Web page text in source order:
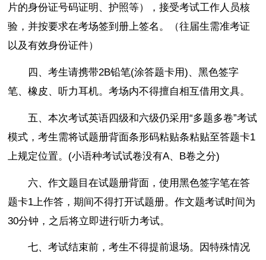
片的身份证号码证明、护照等），接受考试工作人员核
验，并按要求在考场签到册上签名。（往届生需准考证
以及有效身份证件）
四、考生请携带2B铅笔(涂答题卡用)、黑色签字
笔、橡皮、听力耳机。考场内不得擅自相互借用文具。
五、本次考试英语四级和六级仍采用“多题多卷”考试
模式，考生需将试题册背面条形码粘贴条粘贴至答题卡1
上规定位置。(小语种考试试卷没有A、B卷之分)
六、作文题目在试题册背面，使用黑色签字笔在答
题卡1上作答，期间不得打开试题册。作文题考试时间为
30分钟，之后将立即进行听力考试。
七、考试结束前，考生不得提前退场。因特殊情况